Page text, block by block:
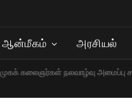
ஆன்மீகம் அரசியல்
கலைஞர்கள் நலவாழ்வு அமைப்பு